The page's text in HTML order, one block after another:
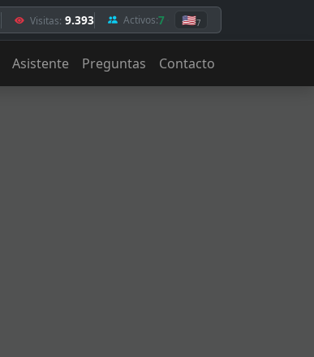
Visitas: 9.393 Activos:7 🇺🇸7
Asistente Preguntas Contacto